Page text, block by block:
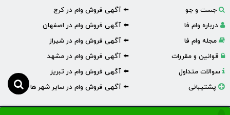
⬅️ آگهی فروش وام در کرج
⬅️ آگهی فروش وام در اصفهان
⬅️ آگهی فروش وام در شیراز
⬅️ آگهی فروش وام در مشهد
⬅️ آگهی فروش وام در تبریز
⬅️ آگهی فروش وام در سایر شهر ها
جست و جو
درباره وام فا
مجله وام فا
قوانین و مقررات
سوالات متداول
پشتیبانی